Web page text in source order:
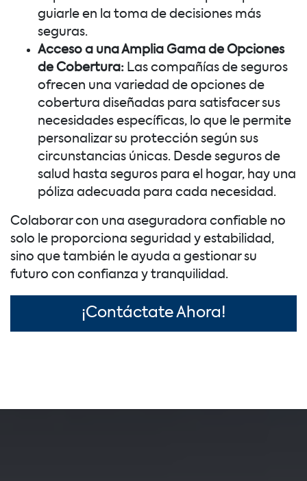
guiarle en la toma de decisiones más
seguras.
Acceso a una Amplia Gama de Opciones
de Cobertura: Las compañías de seguros
ofrecen una variedad de opciones de
cobertura diseñadas para satisfacer sus
necesidades específicas, lo que le permite
personalizar su protección según sus
circunstancias únicas. Desde seguros de
salud hasta seguros para el hogar, hay una
póliza adecuada para cada necesidad.
Colaborar con una aseguradora confiable no
solo le proporciona seguridad y estabilidad,
sino que también le ayuda a gestionar su
futuro con confianza y tranquilidad.
¡Contáctate Ahora!